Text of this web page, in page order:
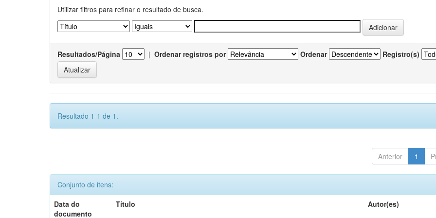
Utilizar filtros para refinar o resultado de busca.
Resultados/Página | Ordenar registros por Ordenar Registro(s)
Resultado 1-1 de 1.
Anterior 1
Conjunto de itens:
Data do
documento
Título Autor(es)